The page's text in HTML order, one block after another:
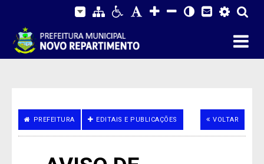
PREFEITURA EDITAIS E PUBLICAÇÕES VOLTAR